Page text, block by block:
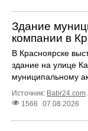
Здание
компании в
В Красноярске
здание на улице
муниципальному
Источник: Babr24.com.
1566
07.08.2026